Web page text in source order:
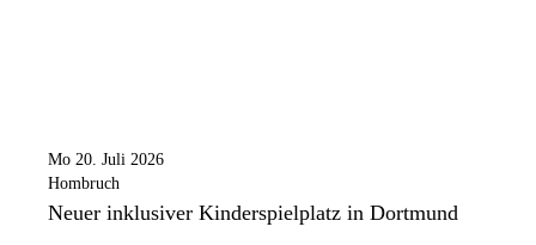
Mo 20. Juli 2026
Hombruch
Neuer inklusiver Kinderspielplatz in Dortmund